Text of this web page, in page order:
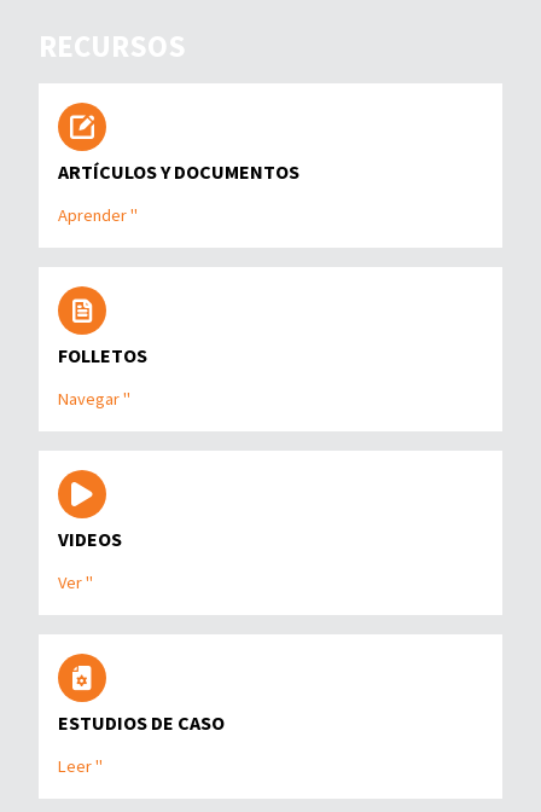
RECURSOS
ARTÍCULOS Y DOCUMENTOS
Aprender "
FOLLETOS
Navegar "
VIDEOS
Ver "
ESTUDIOS DE CASO
Leer "